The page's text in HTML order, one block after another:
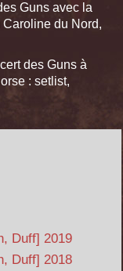
Guns avec la
du Nord,
des Guns à
: setlist,
Duff] 2019
Duff] 2018